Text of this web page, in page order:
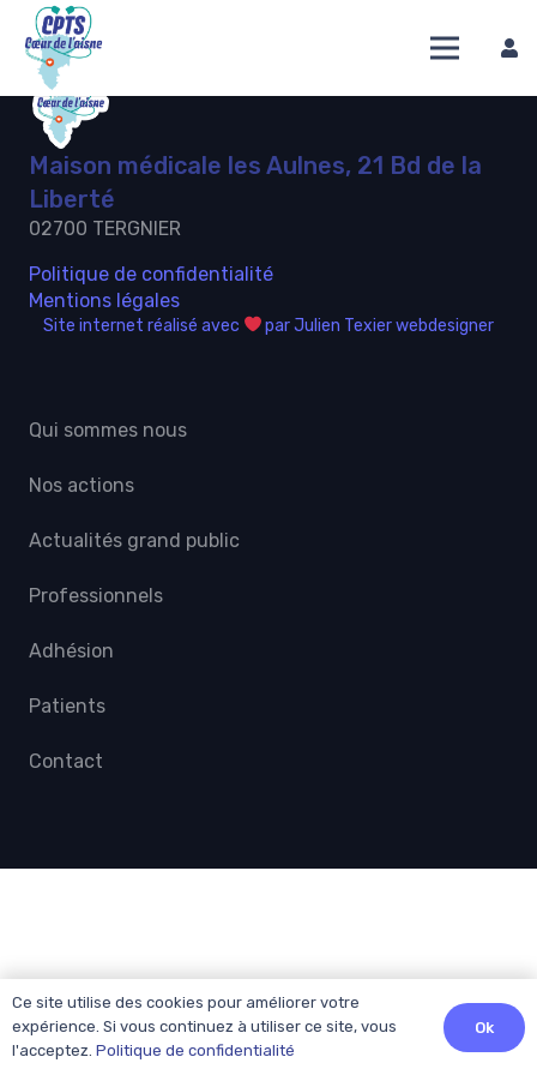
Maison médicale les Aulnes, 21 Bd de la
Liberté
02700 TERGNIER
Politique de confidentialité
Mentions légales
Site internet réalisé avec par Julien Texier webdesigner
Qui sommes nous
Nos actions
Actualités grand public
Professionnels
Adhésion
Patients
Contact
Ce site utilise des cookies pour améliorer votre
expérience. Si vous continuez à utiliser ce site, vous
l'acceptez. Politique de confidentialité
Ok